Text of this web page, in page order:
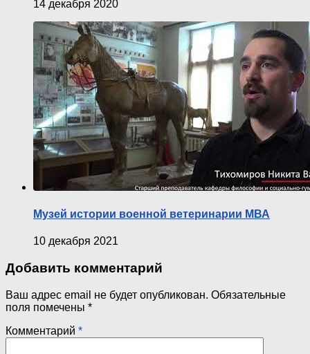
14 декабря 2020
Музей истории военной ветеринарии МВА
10 декабря 2021
Добавить комментарий
Ваш адрес email не будет опубликован. Обязательные
поля помечены *
Комментарий *